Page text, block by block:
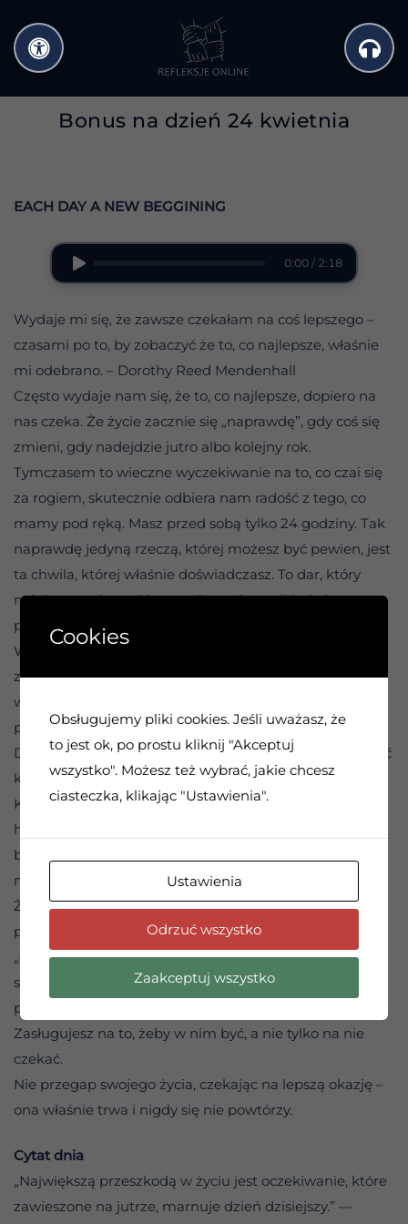
do
treści
Bonus na dzień 24 kwietnia
EACH DAY A NEW BEGGINING
0:00 / 2:18
Wydaje mi się, że zawsze czekałam na coś lepszego –
czasami po to, by zobaczyć że to, co najlepsze, właśnie
mi odebrano. – Dorothy Reed Mendenhall
Często wydaje nam się, że to, co najlepsze, dopiero na
nas czeka. Że życie zacznie się „naprawdę”, gdy coś się
zmieni, gdy nadejdzie jutro albo kolejny rok.
Tymczasem to wieczne wyczekiwanie na to, co czai się
za rogiem, skutecznie odbiera nam radość z tego, co
mamy pod ręką. Masz przed sobą tylko 24 godziny. Tak
naprawdę jedyną rzeczą, której możesz być pewien, jest
ta chwila, której właśnie doświadczasz. To dar, który
należy rozpakować i poczuć, zamiast odkładać go na
półkę „na później”.
Większość z nas potrafi spojrzeć wstecz i poczuć żal, że
zbyt późno doceniliśmy jakąś relację lub ważne
wydarzenie. Zrozumienie przyszło wtedy, gdy było już
po wszystkim. Możesz jednak przerwać ten schemat.
Dzięki praktyce i uważności możesz nauczyć się czerpać
korzyści z dnia dzisiejszego – godzina po godzinie.
Każda ucieczka myślami w daleką przyszłość to
hamulec dla Twojego duchowego rozwoju. Życie
błogosławi nas tylko teraz, w rytmie jednego oddechu
na raz.
Życie w teraźniejszości to Twój wybór. Na początku
pewnie będziesz potrzebować przypomnień, żeby nie
„odpływać” w marzenia o lepszym jutrze, ale z czasem
stanie się to Twoim najcenniejszym nawykiem. Po
prostu wejdź w swoje życie z pełną odpowiedzialnością.
Zasługujesz na to, żeby w nim być, a nie tylko na nie
czekać.
Nie przegap swojego życia, czekając na lepszą okazję –
ona właśnie trwa i nigdy się nie powtórzy.
Cytat dnia
„Największą przeszkodą w życiu jest oczekiwanie, które
zawieszone na jutrze, marnuje dzień dzisiejszy.” —
Cookies
Obsługujemy pliki cookies. Jeśli uważasz, że
to jest ok, po prostu kliknij "Akceptuj
wszystko". Możesz też wybrać, jakie chcesz
ciasteczka, klikając "Ustawienia".
Ustawienia
Odrzuć wszystko
Zaakceptuj wszystko